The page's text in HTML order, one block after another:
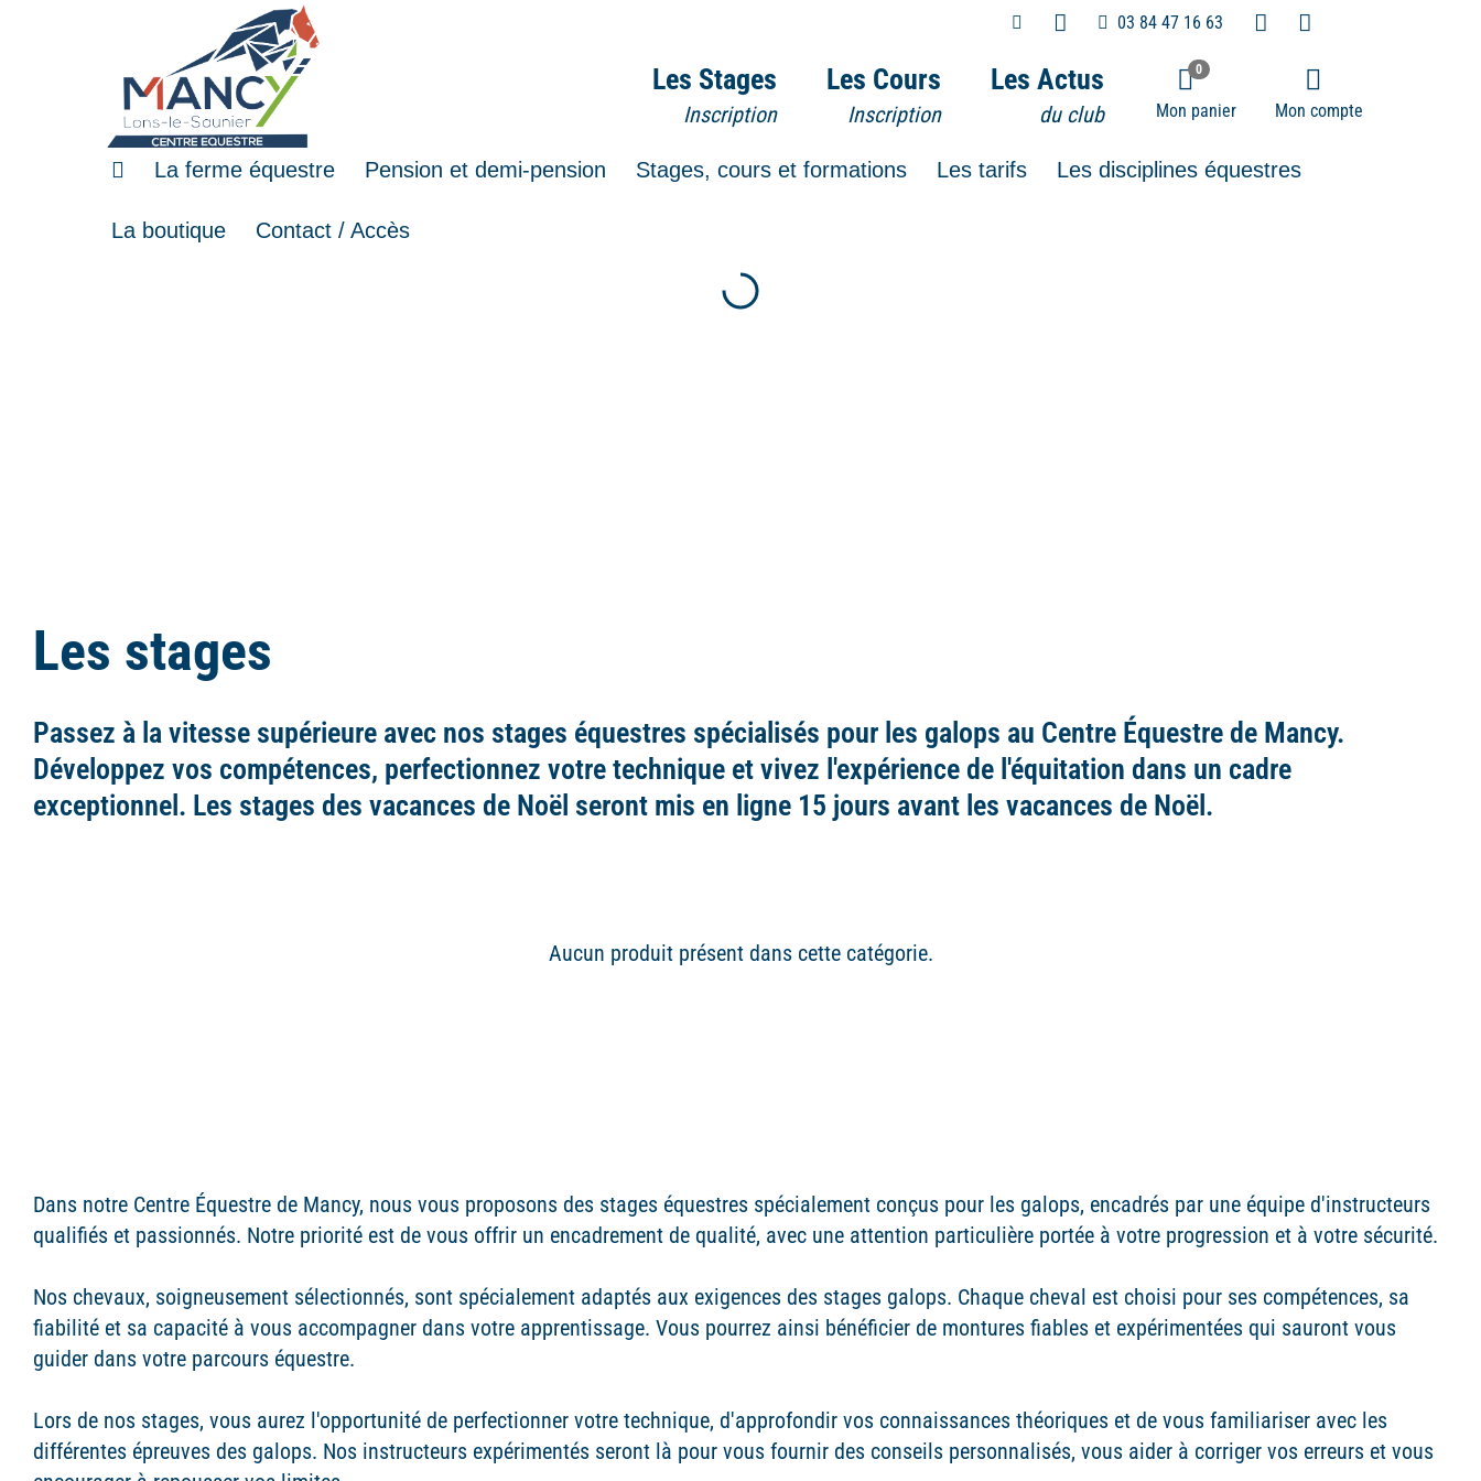
03 84 47 16 63
La ferme équestre Pension et demi-pension Stages, cours et formations Les tarifs Les disciplines équestres
La boutique Contact / Accès
Les Stages
Inscription
Les Cours
Inscription
Les Actus
du club
0
Mon panier Mon compte
Les stages
Passez à la vitesse supérieure avec nos stages équestres spécialisés pour les galops au Centre Équestre de Mancy.
Développez vos compétences, perfectionnez votre technique et vivez l'expérience de l'équitation dans un cadre
exceptionnel. Les stages des vacances de Noël seront mis en ligne 15 jours avant les vacances de Noël.
Aucun produit présent dans cette catégorie.
Dans notre Centre Équestre de Mancy, nous vous proposons des stages équestres spécialement conçus pour les galops, encadrés par une équipe d'instructeurs
qualifiés et passionnés. Notre priorité est de vous offrir un encadrement de qualité, avec une attention particulière portée à votre progression et à votre sécurité.
Nos chevaux, soigneusement sélectionnés, sont spécialement adaptés aux exigences des stages galops. Chaque cheval est choisi pour ses compétences, sa
fiabilité et sa capacité à vous accompagner dans votre apprentissage. Vous pourrez ainsi bénéficier de montures fiables et expérimentées qui sauront vous
guider dans votre parcours équestre.
Lors de nos stages, vous aurez l'opportunité de perfectionner votre technique, d'approfondir vos connaissances théoriques et de vous familiariser avec les
différentes épreuves des galops. Nos instructeurs expérimentés seront là pour vous fournir des conseils personnalisés, vous aider à corriger vos erreurs et vous